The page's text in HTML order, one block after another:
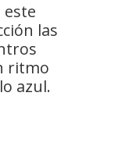
las
ritmo
azul.